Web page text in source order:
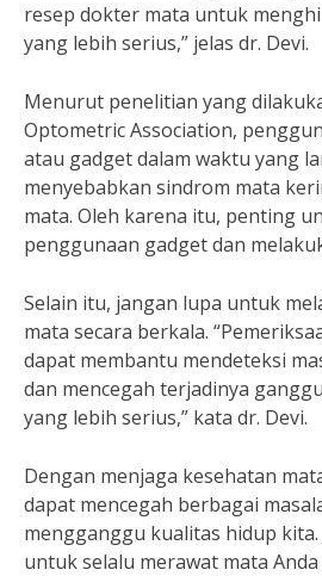
resep dokter mata untuk
yang lebih serius,” jelas dr. Devi.
Menurut penelitian yang
Optometric Association,
atau gadget dalam waktu yang
menyebabkan sindrom mata
mata. Oleh karena itu, penting
penggunaan gadget dan
Selain itu, jangan lupa untuk
mata secara berkala.
dapat membantu mendeteksi
dan mencegah terjadinya
yang lebih serius,” kata dr. Devi.
Dengan menjaga kesehatan
dapat mencegah berbagai
mengganggu kualitas hidup kita.
untuk selalu merawat mata